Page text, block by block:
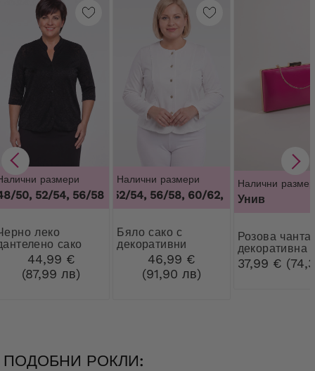
размери
50, 52/54, 56/58
сако
44,99 €
(87,99 лв)
Налични размери
48/50, 52/54, 56/58, 60/62,48/50, 52/54,
Бяло сако с
декоративни
копчета46,99 €
(91,90 лв)
Налични
Унив
Розова чанта с
декоративна
закопчалка
37,99 €
ПОДОБНИ РОКЛИ: